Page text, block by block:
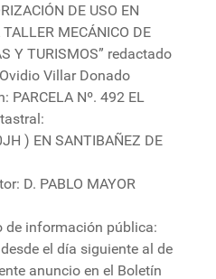
DE USO EN
MECÁNICO DE
Y TURISMOS” redactado
Villar Donado
PARCELA Nº. 492 EL
) EN SANTIBAÑEZ DE
D. PABLO MAYOR
de información pública:
el día siguiente al de
anuncio en el Boletín